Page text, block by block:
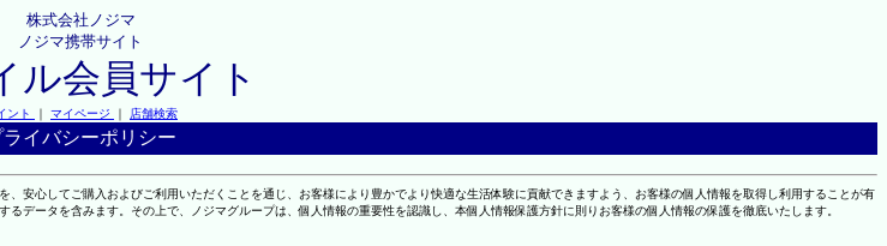
株式会社ノジマ
ノジマ携帯サイト
ル会員サイト
ント ｜ マイページ ｜ 店舗検索
ライバシーポリシー
安心してご購入およびご利用いただくことを通じ、お客様により豊かでより快適な生活体験に貢献できますよう、お客様の個人情報を取得し利用することが有
データを含みます。その上で、ノジマグループは、個人情報の重要性を認識し、本個人情報保護方針に則りお客様の個人情報の保護を徹底いたします。